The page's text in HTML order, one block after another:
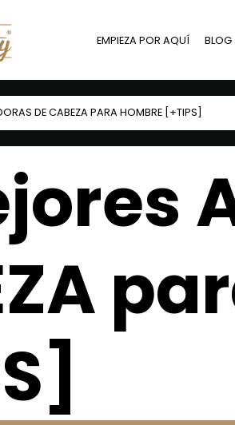
EMPIEZA POR AQUÍ BLOG
DE CABEZA PARA HOMBRE [+TIPS]